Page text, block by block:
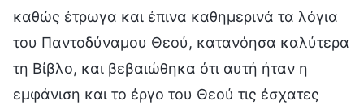
καθώς έτρωγα και έπινα καθημερινά τα λόγια
του Παντοδύναμου Θεού, κατανόησα καλύτερα
τη Βίβλο, και βεβαιώθηκα ότι αυτή ήταν η
εμφάνιση και το έργο του Θεού τις έσχατες